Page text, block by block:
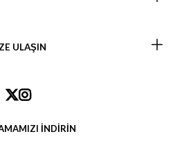
ULAŞIN
İNDİRİN